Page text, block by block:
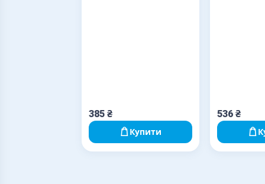
385 ₴
Купити
536₴